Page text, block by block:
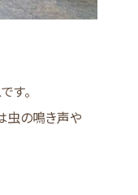
す。
虫の鳴き声や